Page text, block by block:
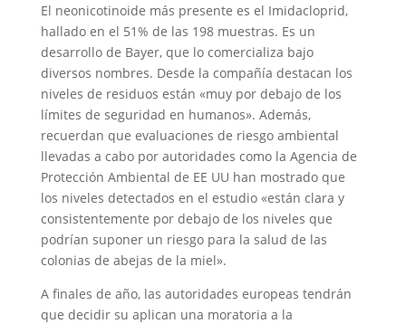
El neonicotinoide más presente es el Imidacloprid,
hallado en el 51% de las 198 muestras. Es un
desarrollo de Bayer, que lo comercializa bajo
diversos nombres. Desde la compañía destacan los
niveles de residuos están «muy por debajo de los
límites de seguridad en humanos». Además,
recuerdan que evaluaciones de riesgo ambiental
llevadas a cabo por autoridades como la Agencia de
Protección Ambiental de EE UU han mostrado que
los niveles detectados en el estudio «están clara y
consistentemente por debajo de los niveles que
podrían suponer un riesgo para la salud de las
colonias de abejas de la miel».
A finales de año, las autoridades europeas tendrán
que decidir su aplican una moratoria a la